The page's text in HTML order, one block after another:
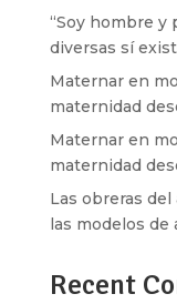
“Soy hombre y
diversas sí
Maternar en
maternidad
Maternar en
maternidad
Las obreras
las modelos de
Recent